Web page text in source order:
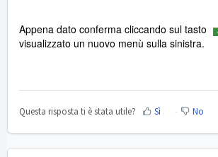
Appena dato conferma cliccando sul tasto
visualizzato un nuovo menù sulla sinistra.
Questa risposta ti è stata utile? Sì No